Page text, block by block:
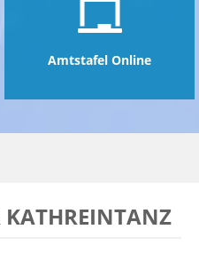
Amtstafel Online